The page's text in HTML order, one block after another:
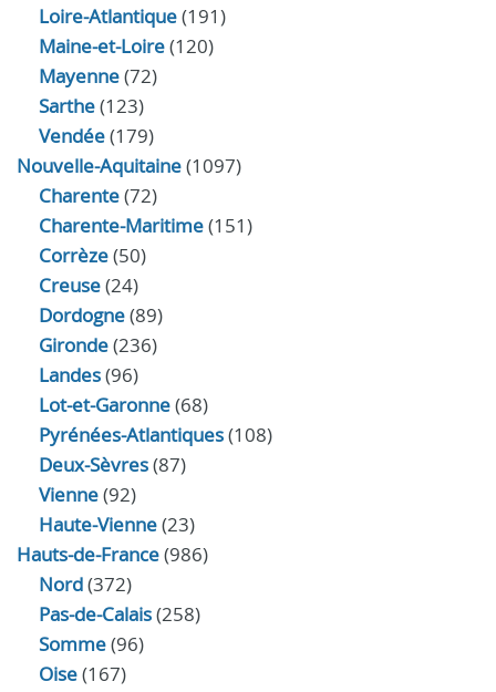
Loire-Atlantique(191)
Maine-et-Loire(120)
Mayenne(72)
Sarthe(123)
Vendée(179)
Nouvelle-Aquitaine(1097)
Charente(72)
Charente-Maritime(151)
Corrèze(50)
Creuse(24)
Dordogne(89)
Gironde(236)
Landes(96)
Lot-et-Garonne(68)
Pyrénées-Atlantiques(108)
Deux-Sèvres(87)
Vienne(92)
Haute-Vienne(23)
Hauts-de-France(986)
Nord(372)
Pas-de-Calais(258)
Somme(96)
Oise(167)